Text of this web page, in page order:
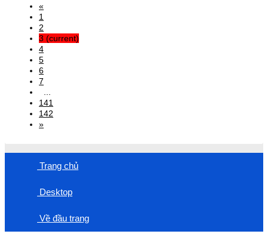
«
1
2
3 (current)
4
5
6
7
141
142
»
Trang chủ
Desktop
Về đầu trang